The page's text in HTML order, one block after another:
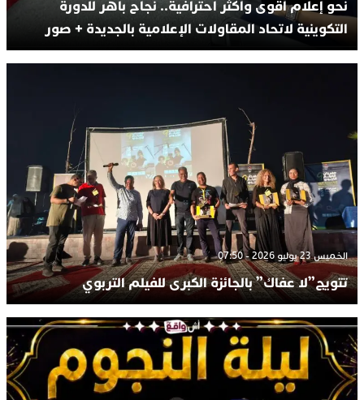
نحو إعلام أقوى وأكثر احترافية.. نجاح باهر للدورة
التكوينية لاتحاد المقاولات الإعلامية بالجديدة + صور
الخميس 23 يوليو 2026 - 07:50
تتويج”لا عفاك” بالجائزة الكبرى للفيلم التربوي